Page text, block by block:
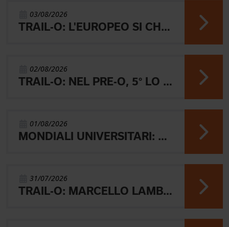
03/08/2026
TRAIL-O: L'EUROPEO SI CHIUDE CON L'ARGENTO JUNIOR, IL 4° PARALIMPICO E 5° OPEN
02/08/2026
TRAIL-O: NEL PRE-O, 5° LO JUNIOR LAMBERTINI E AARON GAIO 8°. NEI PARALIMPICI 20° GALVAN
01/08/2026
MONDIALI UNIVERSITARI: MARIANI CHIUDE 4° NELLA MIDDLE
31/07/2026
TRAIL-O: MARCELLO LAMBERTINI E' ARGENTO EUROPEO IN POLONIA